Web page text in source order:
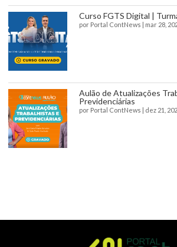
Curso FGTS Digital |
por Portal ContNews mar 28,
Aulão de Atualizações
Previdenciárias
por Portal ContNews dez 21,